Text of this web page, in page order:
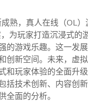
熟，真人在线（OL
为玩家打造沉浸式的
的游戏乐趣。这一发
创新空间。未来，虚
和玩家体验的全面升
括技术创新、内容创
全面的分析。